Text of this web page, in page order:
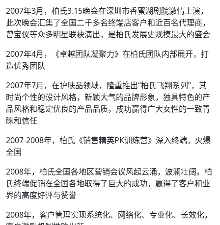
2007年3月，柏氏3.15晚会在深圳市香蜜湖剧院激情上演，
此次晚会汇集了全国二千多名终端店客户和近百名代理商，
曾宝仪等众多明星联袂演出，是柏氏发展史规模最大的盛会
2007年4月，《卓越团队凝聚力》在柏氏团队内部展开，打
造优秀团队
2007年7月，在护肤品领域，隆重推出“柏氏飞翔系列”，其
时尚个性的设计风格，新颖大气的品牌形象，独具特色的产
品风格和稳定优良的产品品质，成功赢得广大女性的一致青
睐和信任
2007-2008年，柏氏《销售精英PK训练营》深入终端，火爆
全国
2008年，柏氏全国各地区营销会议风起云涌，波澜壮阔。柏
氏终端促销在全国各地取得了巨大的成功，赢得了客户和业
界的高度好评与赞誉
2008年，客户管理实现系统化、网络化、专业化、长效化，